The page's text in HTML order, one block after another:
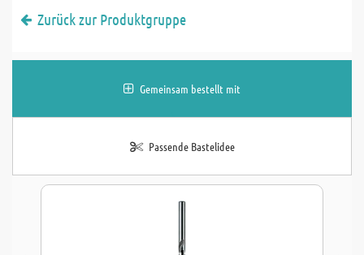
Zurück zur Produktgruppe
Gemeinsam bestellt mit
Passende Bastelidee